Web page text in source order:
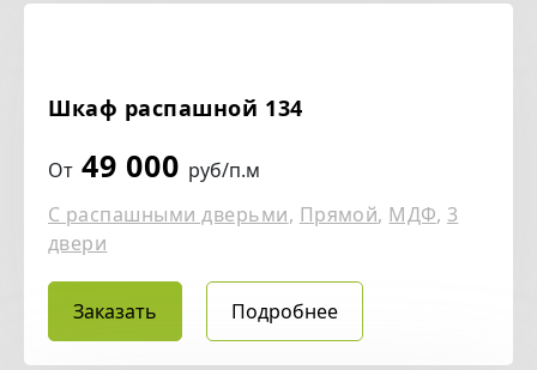
Шкаф распашной 134
От 49 000 руб/п.м
С распашными дверьми, Прямой, МДФ, 3
двери
Заказать Подробнее